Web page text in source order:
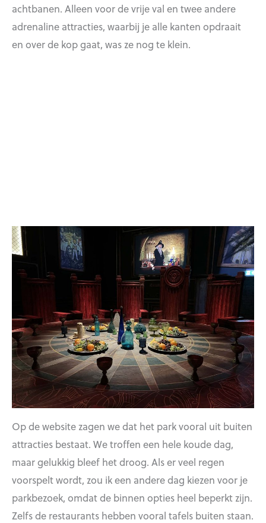
achtbanen. Alleen voor de vrije val en twee andere
adrenaline attracties, waarbij je alle kanten opdraait
en over de kop gaat, was ze nog te klein.
Op de website zagen we dat het park vooral uit buiten
attracties bestaat. We troffen een hele koude dag,
maar gelukkig bleef het droog. Als er veel regen
voorspelt wordt, zou ik een andere dag kiezen voor je
parkbezoek, omdat de binnen opties heel beperkt zijn.
Zelfs de restaurants hebben vooral tafels buiten staan.